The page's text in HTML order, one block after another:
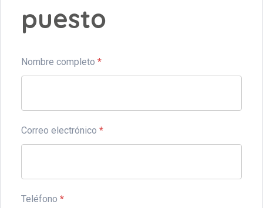
puesto
Nombre completo *
Correo electrónico *
Teléfono *